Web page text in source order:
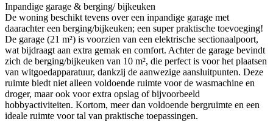
Inpandige garage & berging/ bijkeuken
De woning beschikt tevens over een inpandige garage met
daarachter een berging/bijkeuken; een super praktische toevoeging!
De garage (21 m²) is voorzien van een elektrische sectionaalpoort,
wat bijdraagt aan extra gemak en comfort. Achter de garage bevindt
zich de berging/bijkeuken van 10 m², die perfect is voor het plaatsen
van witgoedapparatuur, dankzij de aanwezige aansluitpunten. Deze
ruimte biedt niet alleen voldoende ruimte voor de wasmachine en
droger, maar ook voor extra opslag of bijvoorbeeld
hobbyactiviteiten. Kortom, meer dan voldoende bergruimte en een
ideale ruimte voor tal van praktische toepassingen.